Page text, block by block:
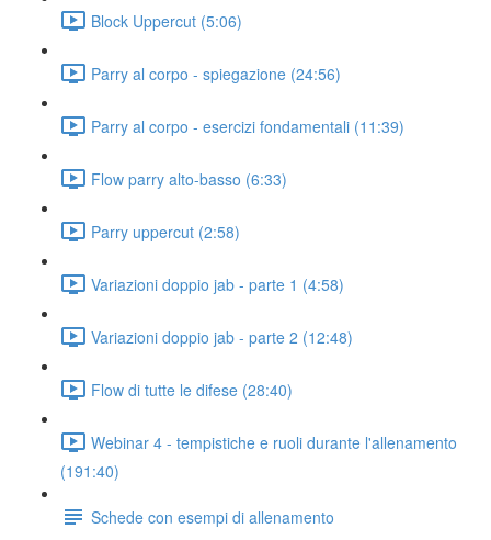
Block Uppercut (5:06)
Parry al corpo - spiegazione (24:56)
Parry al corpo - esercizi fondamentali (11:39)
Flow parry alto-basso (6:33)
Parry uppercut (2:58)
Variazioni doppio jab - parte 1 (4:58)
Variazioni doppio jab - parte 2 (12:48)
Flow di tutte le difese (28:40)
Webinar 4 - tempistiche e ruoli durante l'allenamento
(191:40)
Schede con esempi di allenamento